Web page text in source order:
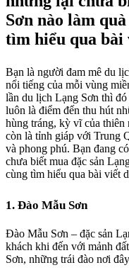
Sơn nào làm
tìm hiểu qua bài
Bạn là người đam mê du
nổi tiếng của mỗi vùng
lần du lịch Lạng Sơn thì
luôn là điểm đến thu hút
hùng tráng, kỳ vĩ của
còn là tỉnh giáp với Trung
và phong phú. Bạn đang
chưa biết mua đặc sản
cùng tìm hiểu qua bài viết
1. Đào Mẫu Sơn
Đào Mẫu Sơn – đặc sản
khách khi đến với mảnh
Sơn, những trái đào nơi